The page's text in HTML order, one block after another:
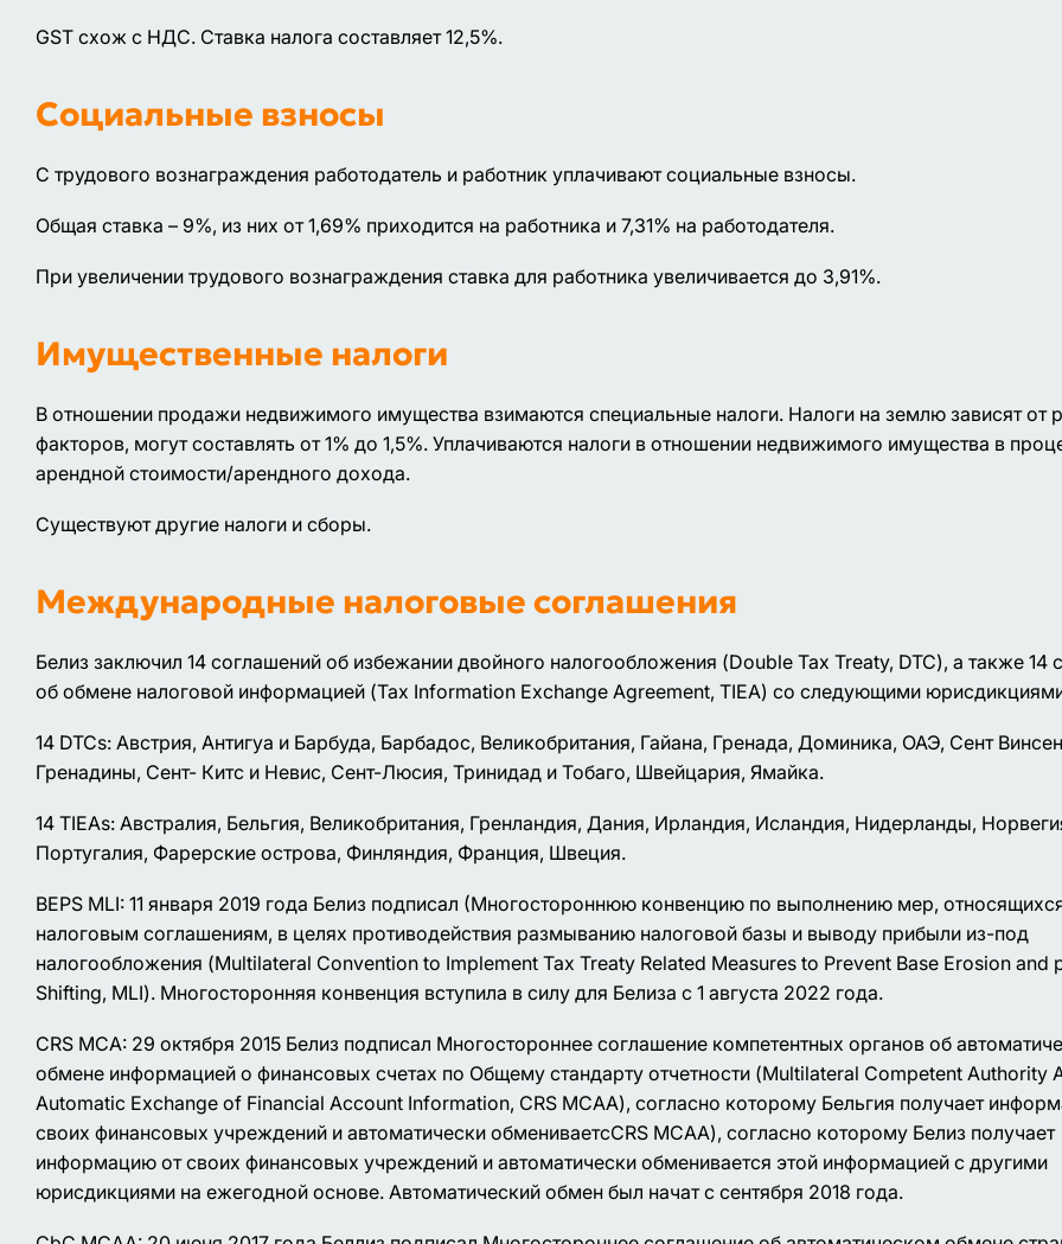
GST схож с НДС. Ставка налога составляет 12,5%.
Социальные взносы
С трудового вознаграждения работодатель и работник уплачивают социальные взносы.
Общая ставка – 9%, из них от 1,69% приходится на работника и 7,31% на работодателя.
При увеличении трудового вознаграждения ставка для работника увеличивается до 3,91%.
Имущественные налоги
В отношении продажи недвижимого имущества взимаются специальные налоги. Налоги на землю зависят от
факторов, могут составлять от 1% до 1,5%. Уплачиваются налоги в отношении недвижимого имущества в
арендной стоимости/арендного дохода.
Существуют другие налоги и сборы.
Международные налоговые соглашения
Белиз заключил 14 соглашений об избежании двойного налогообложения (Double Tax Treaty, DTC), а также 14
об обмене налоговой информацией (Tax Information Exchange Agreement, TIEA) со следующими
14 DTCs: Австрия, Антигуа и Барбуда, Барбадос, Великобритания, Гайана, Гренада, Доминика, ОАЭ, Сент
Гренадины, Сент- Китс и Невис, Сент-Люсия, Тринидад и Тобаго, Швейцария, Ямайка.
14 TIEAs: Австралия, Бельгия, Великобритания, Гренландия, Дания, Ирландия, Исландия, Нидерланды,
Португалия, Фарерские острова, Финляндия, Франция, Швеция.
BEPS MLI: 11 января 2019 года Белиз подписал (Многостороннюю конвенцию по выполнению мер,
налоговым соглашениям, в целях противодействия размыванию налоговой базы и выводу прибыли из-под
налогообложения (Multilateral Convention to Implement Tax Treaty Related Measures to Prevent Base Erosion and
Shifting, MLI). Многосторонняя конвенция вступила в силу для Белиза с 1 августа 2022 года.
CRS MCA: 29 октября 2015 Белиз подписал Многостороннее соглашение компетентных органов об
обмене информацией о финансовых счетах по Общему стандарту отчетности (Multilateral Competent Authority
Automatic Exchange of Financial Account Information, CRS MCAA), согласно которому Бельгия получает
своих финансовых учреждений и автоматически обмениваетсCRS MCAA), согласно которому Белиз получает
информацию от своих финансовых учреждений и автоматически обменивается этой информацией с другими
юрисдикциями на ежегодной основе. Автоматический обмен был начат с сентября 2018 года.